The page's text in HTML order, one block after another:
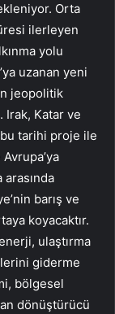
Orta
ilerleyen
yolu
uzanan yeni
jeopolitik
Irak, Katar ve
tarihi proje ile
barış ve
koyacaktır.
ulaştırma
giderme
bölgesel
dönüştürücü